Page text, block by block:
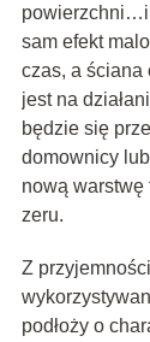
powierzchni…i
sam efekt
czas, a ściana
jest na
będzie się
domownicy
nową warstwę
zeru.
Z
podłoży o